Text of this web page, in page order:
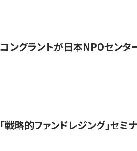
コングラントが日本NPOセン
「戦略的ファンドレジング」セミ